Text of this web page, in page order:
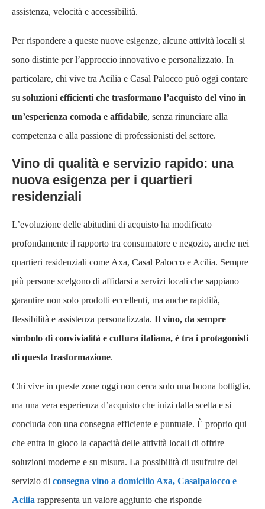
assistenza, velocità e accessibilità.
Per rispondere a queste nuove esigenze, alcune attività locali si
sono distinte per l’approccio innovativo e personalizzato. In
particolare, chi vive tra Acilia e Casal Palocco può oggi contare
su soluzioni efficienti che trasformano l’acquisto del vino in
un’esperienza comoda e affidabile, senza rinunciare alla
competenza e alla passione di professionisti del settore.
Vino di qualità e servizio rapido: una
nuova esigenza per i quartieri
residenziali
L’evoluzione delle abitudini di acquisto ha modificato
profondamente il rapporto tra consumatore e negozio, anche nei
quartieri residenziali come Axa, Casal Palocco e Acilia. Sempre
più persone scelgono di affidarsi a servizi locali che sappiano
garantire non solo prodotti eccellenti, ma anche rapidità,
flessibilità e assistenza personalizzata. Il vino, da sempre
simbolo di convivialità e cultura italiana, è tra i protagonisti
di questa trasformazione.
Chi vive in queste zone oggi non cerca solo una buona bottiglia,
ma una vera esperienza d’acquisto che inizi dalla scelta e si
concluda con una consegna efficiente e puntuale. È proprio qui
che entra in gioco la capacità delle attività locali di offrire
soluzioni moderne e su misura. La possibilità di usufruire del
servizio di consegna vino a domicilio Axa, Casalpalocco e
Acilia rappresenta un valore aggiunto che risponde